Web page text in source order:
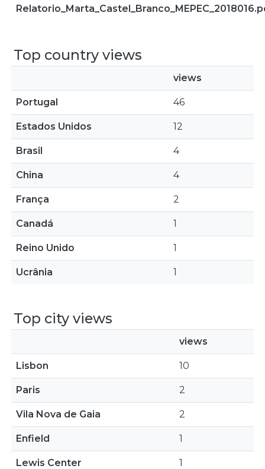
Top country views
views
Portugal 46
Estados Unidos 12
Brasil 4
China 4
França 2
Canadá 1
Reino Unido 1
Ucrânia 1
Top city views
views
Lisbon 10
Paris 2
Vila Nova de Gaia 2
Enfield 1
Lewis Center 1